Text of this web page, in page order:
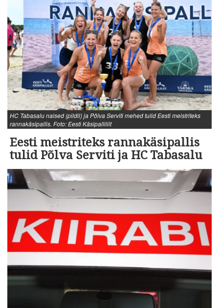
HC Tabasalu naised (pildil) ja Põlva Serviti mehed tulid Eesti meistriteks
rannakäsipallis. Foto: Eesti Käsipalliliit
Eesti meistriteks rannakäsipallis
tulid Põlva Serviti ja HC Tabasalu